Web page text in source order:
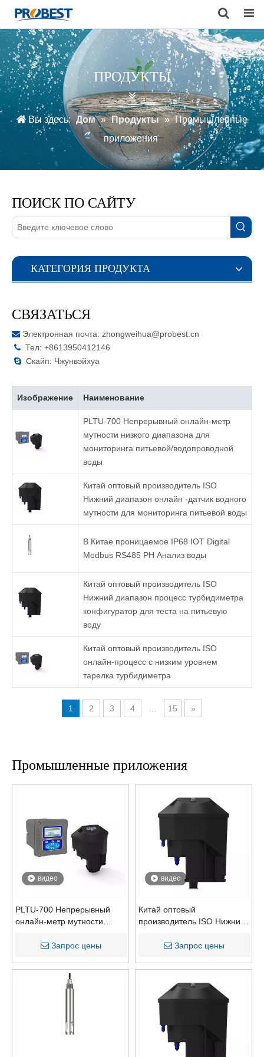
Search
ПРОДУКТЫ
Вы здесь: Дом » Продукты » Промышленные
приложения
ПОИСК ПО САЙТУ
КАТЕГОРИЯ ПРОДУКТА
СВЯЗАТЬСЯ
 Электронная почта: zhongweihua@probest.cn
 Тел: +8613950412146
 Скайп: Чжунвэйхуа
Изображение Наименование
PLTU-700 Непрерывный онлайн-метр
мутности низкого диапазона для
мониторинга питьевой/водопроводной
воды
Китай оптовый производитель ISO
Нижний диапазон онлайн -датчик водного
мутности для мониторинга питьевой воды
В Китае проницаемое IP68 IOT Digital
Modbus RS485 PH Анализ воды
Китай оптовый производитель ISO
Нижний диапазон процесс турбидиметра
конфигуратор для теста на питьевую
воду
Китай оптовый производитель ISO
онлайн-процесс с низким уровнем
тарелка турбидиметра
1 2 3 4 15 »
Промышленные приложения
видео
PLTU-700 Непрерывный
онлайн-метр мутности
мониторинга питьевой/
Запрос цены
видео
Китай оптовый
производитель ISO Нижний
водного мутности для
Запрос цены